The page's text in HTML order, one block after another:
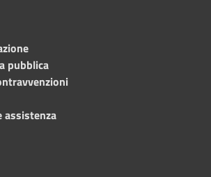
pubblica
assistenza